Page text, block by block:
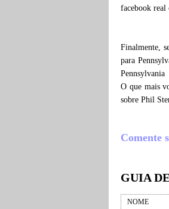
facebook
Finalmente,
para
Pennsylvania
O que mais
sobre Phil
Comente
GUIA
NOME